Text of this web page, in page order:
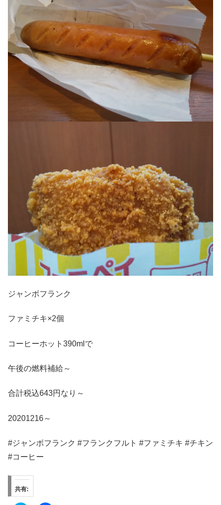
ジャンボフランク
ファミチキ×2個
コーヒーホット390mlで
午後の燃料補給～
合計税込643円なり～
20201216～
#ジャンボフランク #フランクフルト #ファミチキ #チキン
#コーヒー
共有: